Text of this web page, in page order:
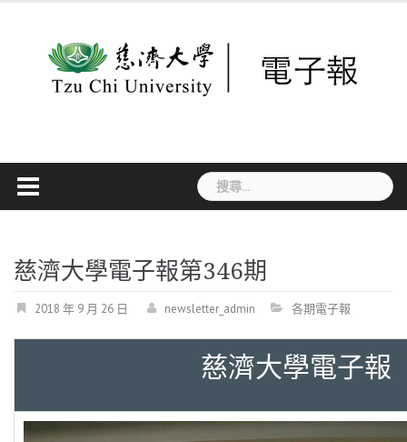
搜
尋
字:
慈濟大學電子報第346期
2018 年 9 月 26 日 newsletter_admin 各期電子報
慈濟大學電子報